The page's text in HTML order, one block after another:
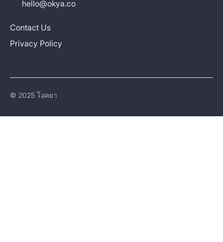
hello@okya.co
Contact Us
Privacy Policy
© 2025 โอคยา